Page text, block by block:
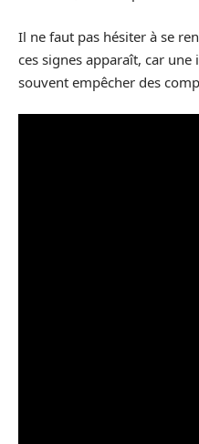
Il ne faut pas hésiter à se
ces signes apparaît, car
souvent empêcher des